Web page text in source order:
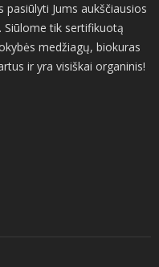
Jums aukščiausios
Siūlome tik sertifikuotą
medžiagų, biokuras
ir yra visiškai organinis!